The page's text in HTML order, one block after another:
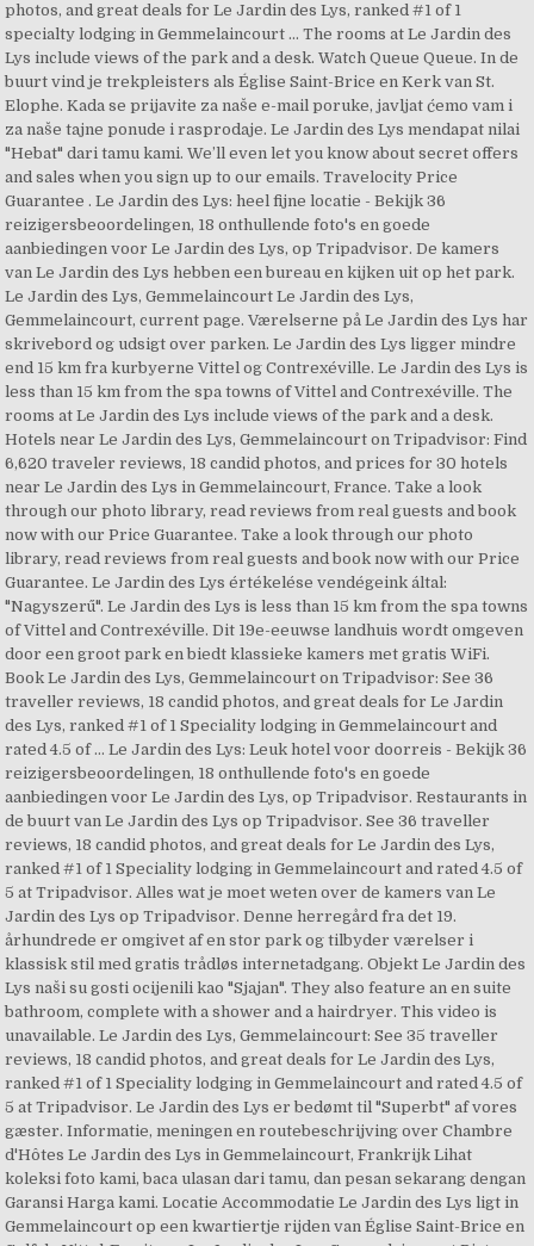
photos, and great deals for Le Jardin des Lys, ranked #1 of 1
specialty lodging in Gemmelaincourt … The rooms at Le Jardin des
Lys include views of the park and a desk. Watch Queue Queue. In de
buurt vind je trekpleisters als Église Saint-Brice en Kerk van St.
Elophe. Kada se prijavite za naše e-mail poruke, javljat ćemo vam i
za naše tajne ponude i rasprodaje. Le Jardin des Lys mendapat nilai
"Hebat" dari tamu kami. We’ll even let you know about secret offers
and sales when you sign up to our emails. Travelocity Price
Guarantee . Le Jardin des Lys: heel fijne locatie - Bekijk 36
reizigersbeoordelingen, 18 onthullende foto's en goede
aanbiedingen voor Le Jardin des Lys, op Tripadvisor. De kamers
van Le Jardin des Lys hebben een bureau en kijken uit op het park.
Le Jardin des Lys, Gemmelaincourt Le Jardin des Lys,
Gemmelaincourt, current page. Værelserne på Le Jardin des Lys har
skrivebord og udsigt over parken. Le Jardin des Lys ligger mindre
end 15 km fra kurbyerne Vittel og Contrexéville. Le Jardin des Lys is
less than 15 km from the spa towns of Vittel and Contrexéville. The
rooms at Le Jardin des Lys include views of the park and a desk.
Hotels near Le Jardin des Lys, Gemmelaincourt on Tripadvisor: Find
6,620 traveler reviews, 18 candid photos, and prices for 30 hotels
near Le Jardin des Lys in Gemmelaincourt, France. Take a look
through our photo library, read reviews from real guests and book
now with our Price Guarantee. Take a look through our photo
library, read reviews from real guests and book now with our Price
Guarantee. Le Jardin des Lys értékelése vendégeink által:
"Nagyszerű". Le Jardin des Lys is less than 15 km from the spa towns
of Vittel and Contrexéville. Dit 19e-eeuwse landhuis wordt omgeven
door een groot park en biedt klassieke kamers met gratis WiFi.
Book Le Jardin des Lys, Gemmelaincourt on Tripadvisor: See 36
traveller reviews, 18 candid photos, and great deals for Le Jardin
des Lys, ranked #1 of 1 Speciality lodging in Gemmelaincourt and
rated 4.5 of … Le Jardin des Lys: Leuk hotel voor doorreis - Bekijk 36
reizigersbeoordelingen, 18 onthullende foto's en goede
aanbiedingen voor Le Jardin des Lys, op Tripadvisor. Restaurants in
de buurt van Le Jardin des Lys op Tripadvisor. See 36 traveller
reviews, 18 candid photos, and great deals for Le Jardin des Lys,
ranked #1 of 1 Speciality lodging in Gemmelaincourt and rated 4.5 of
5 at Tripadvisor. Alles wat je moet weten over de kamers van Le
Jardin des Lys op Tripadvisor. Denne herregård fra det 19.
århundrede er omgivet af en stor park og tilbyder værelser i
klassisk stil med gratis trådløs internetadgang. Objekt Le Jardin des
Lys naši su gosti ocijenili kao "Sjajan". They also feature an en suite
bathroom, complete with a shower and a hairdryer. This video is
unavailable. Le Jardin des Lys, Gemmelaincourt: See 35 traveller
reviews, 18 candid photos, and great deals for Le Jardin des Lys,
ranked #1 of 1 Speciality lodging in Gemmelaincourt and rated 4.5 of
5 at Tripadvisor. Le Jardin des Lys er bedømt til "Superbt" af vores
gæster. Informatie, meningen en routebeschrijving over Chambre
d'Hôtes Le Jardin des Lys in Gemmelaincourt, Frankrijk Lihat
koleksi foto kami, baca ulasan dari tamu, dan pesan sekarang dengan
Garansi Harga kami. Locatie Accommodatie Le Jardin des Lys ligt in
Gemmelaincourt op een kwartiertje rijden van Église Saint-Brice en